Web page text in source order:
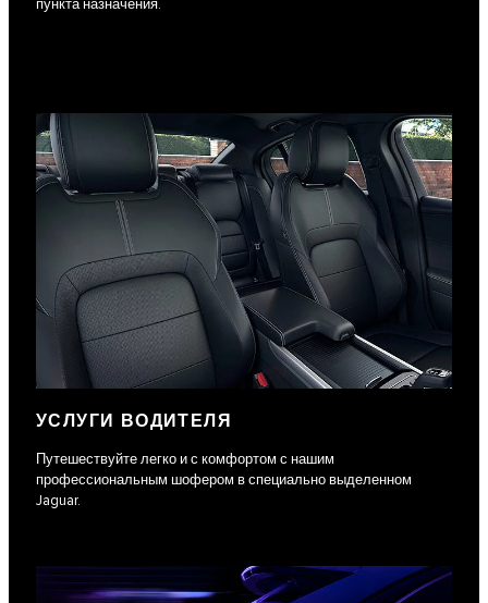
пункта назначения.
УСЛУГИ ВОДИТЕЛЯ
Путешествуйте легко и с комфортом с нашим
профессиональным шофером в специально выделенном
Jaguar.